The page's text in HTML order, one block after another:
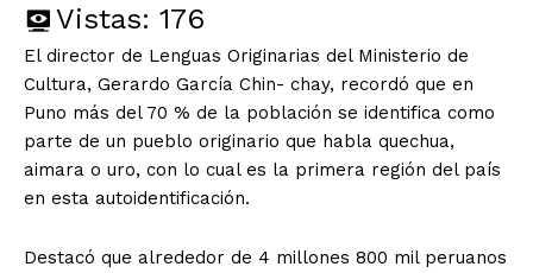
Vistas: 176
El director de Lenguas Originarias del Ministerio de
Cultura, Gerardo García Chin- chay, recordó que en
Puno más del 70 % de la población se identifica como
parte de un pueblo originario que habla quechua,
aimara o uro, con lo cual es la primera región del país
en esta autoidentificación.
Destacó que alrededor de 4 millones 800 mil peruanos